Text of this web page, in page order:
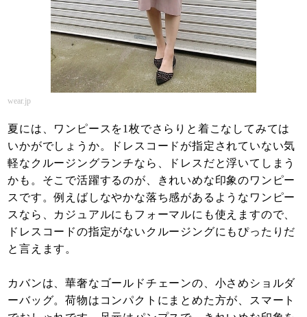
wear.jp
夏には、ワンピースを1枚でさらりと着こなしてみては
いかがでしょうか。ドレスコードが指定されていない気
軽なクルージングランチなら、ドレスだと浮いてしまう
かも。そこで活躍するのが、きれいめな印象のワンピー
スです。例えばしなやかな落ち感があるようなワンピー
スなら、カジュアルにもフォーマルにも使えますので、
ドレスコードの指定がないクルージングにもぴったりだ
と言えます。
カバンは、華奢なゴールドチェーンの、小さめショルダ
ーバッグ。荷物はコンパクトにまとめた方が、スマート